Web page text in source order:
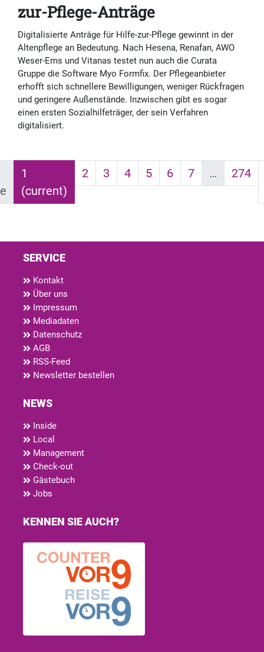
zur-Pflege-Anträge
Digitalisierte Anträge für Hilfe-zur-Pflege gewinnt in der
Altenpflege an Bedeutung. Nach Hesena, Renafan, AWO
Weser-Ems und Vitanas testet nun auch die Curata
Gruppe die Software Myo Formfix. Der Pflegeanbieter
erhofft sich schnellere Bewilligungen, weniger Rückfragen
und geringere Außenstände. Inzwischen gibt es sogar
einen ersten Sozialhilfeträger, der sein Verfahren
digitalisiert.
1
(current)
2 3 4 5 6 7 … 274
SERVICE
Kontakt
Über uns
Impressum
Mediadaten
Datenschutz
AGB
RSS-Feed
Newsletter bestellen
NEWS
Inside
Local
Management
Check-out
Gästebuch
Jobs
KENNEN SIE AUCH?